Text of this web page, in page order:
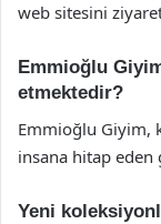
web sitesini
Emmioğlu
etmektedir?
Emmioğlu Giyim,
insana hitap eden
Yeni